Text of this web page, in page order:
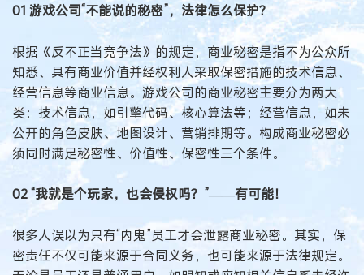
01 游戏公司“不能说的秘密”，法律怎么保护？
根据《反不正当竞争法》的规定，商业秘密是指不为公众所
知悉、具有商业价值并经权利人采取保密措施的技术信息、
经营信息等商业信息。游戏公司的商业秘密主要分为两大
类：技术信息，如引擎代码、核心算法等；经营信息，如未
公开的角色皮肤、地图设计、营销排期等。构成商业秘密必
须同时满足秘密性、价值性、保密性三个条件。
02 “我就是个玩家，也会侵权吗？”——有可能！
很多人误以为只有“内鬼”员工才会泄露商业秘密。其实，保
密责任不仅可能来源于合同义务，也可能来源于法律规定。